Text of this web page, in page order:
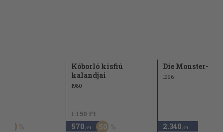
50
Kóborló kisfiú
kalandjai
1980
1.150 Ft
570 ,-Ft 50
Die Monster-
1996
2.340 ,-Ft